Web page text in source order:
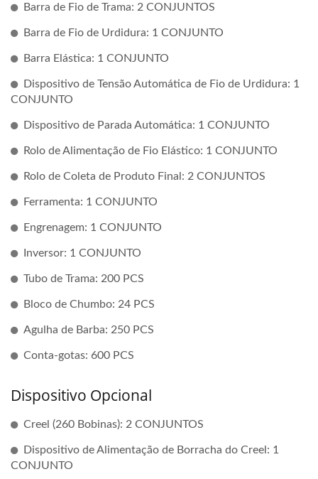
Barra de Fio de Trama: 2 CONJUNTOS
Barra de Fio de Urdidura: 1 CONJUNTO
Barra Elástica: 1 CONJUNTO
Dispositivo de Tensão Automática de Fio de Urdidura: 1
CONJUNTO
Dispositivo de Parada Automática: 1 CONJUNTO
Rolo de Alimentação de Fio Elástico: 1 CONJUNTO
Rolo de Coleta de Produto Final: 2 CONJUNTOS
Ferramenta: 1 CONJUNTO
Engrenagem: 1 CONJUNTO
Inversor: 1 CONJUNTO
Tubo de Trama: 200 PCS
Bloco de Chumbo: 24 PCS
Agulha de Barba: 250 PCS
Conta-gotas: 600 PCS
Dispositivo Opcional
Creel (260 Bobinas): 2 CONJUNTOS
Dispositivo de Alimentação de Borracha do Creel: 1
CONJUNTO